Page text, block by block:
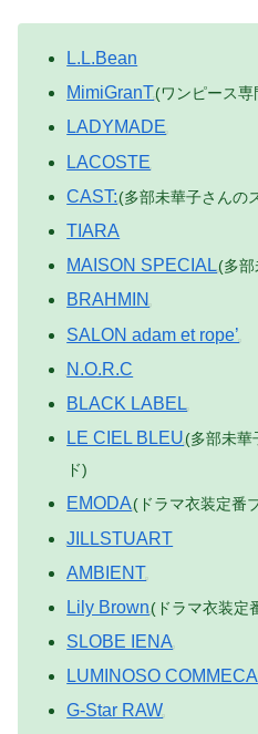
L.L.Bean
MimiGranT(ワンピース専
LADYMADE
LACOSTE
CAST:(多部未華子さんの
TIARA
MAISON SPECIAL(多
BRAHMIN
SALON adam et rope’
N.O.R.C
BLACK LABEL
LE CIEL BLEU(多部未華
ド)
EMODA(ドラマ衣装定番
JILLSTUART
AMBIENT
Lily Brown(ドラマ衣装定
SLOBE IENA
LUMINOSO COMMECA
G-Star RAW